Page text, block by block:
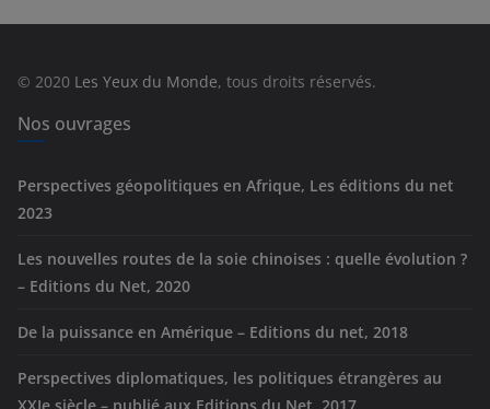
e
© 2020 Les Yeux du Monde, tous droits réservés.
Nos ouvrages
Perspectives géopolitiques en Afrique, Les éditions du net
2023
Les nouvelles routes de la soie chinoises : quelle évolution ?
– Editions du Net, 2020
De la puissance en Amérique – Editions du net, 2018
Perspectives diplomatiques, les politiques étrangères au